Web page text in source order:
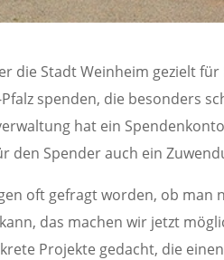
die Stadt Weinheim gezielt
spenden, die besonders
hat ein
den Spender auch ein
oft gefragt worden, ob
das machen wir jetzt
Projekte gedacht, die